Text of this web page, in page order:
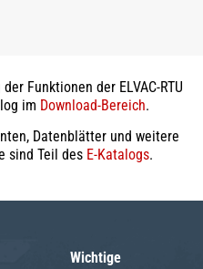
Funktionen der ELVAC-RTU
im Download-Bereich.
Datenblätter und weitere
sind Teil des E-Katalogs.
Wichtige